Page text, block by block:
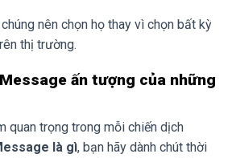
nên chọn họ thay vì chọn bất kỳ
thị trường.
ấn tượng của những
quan trọng trong mỗi chiến dịch
là gì, bạn hãy dành chút thời